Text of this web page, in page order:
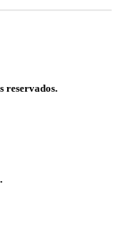
reservados.